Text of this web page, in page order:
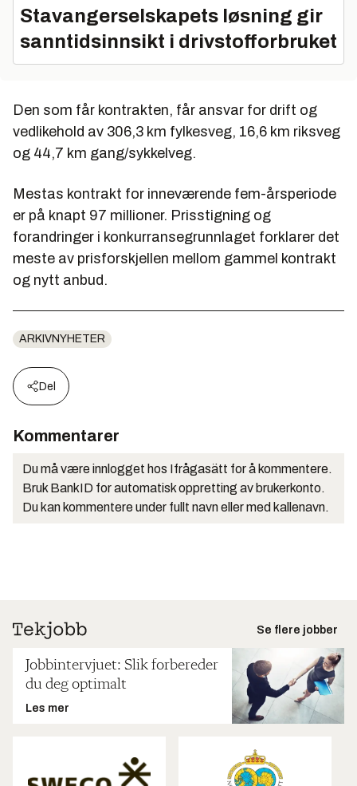
Stavangerselskapets løsning gir
sanntidsinnsikt i drivstofforbruket
Den som får kontrakten, får ansvar for drift og
vedlikehold av 306,3 km fylkesveg, 16,6 km riksveg
og 44,7 km gang/sykkelveg.
Mestas kontrakt for inneværende fem-årsperiode
er på knapt 97 millioner. Prisstigning og
forandringer i konkurransegrunnlaget forklarer det
meste av prisforskjellen mellom gammel kontrakt
og nytt anbud.
ARKIVNYHETER
Del
Kommentarer
Du må være innlogget hos Ifrågasätt for å kommentere.
Bruk BankID for automatisk oppretting av brukerkonto.
Du kan kommentere under fullt navn eller med kallenavn.
Se flere jobber
Jobbintervjuet: Slik forbereder
du deg optimalt
Les mer